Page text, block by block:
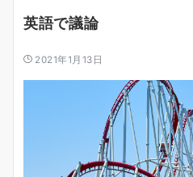
英語で議論
2021年1月13日